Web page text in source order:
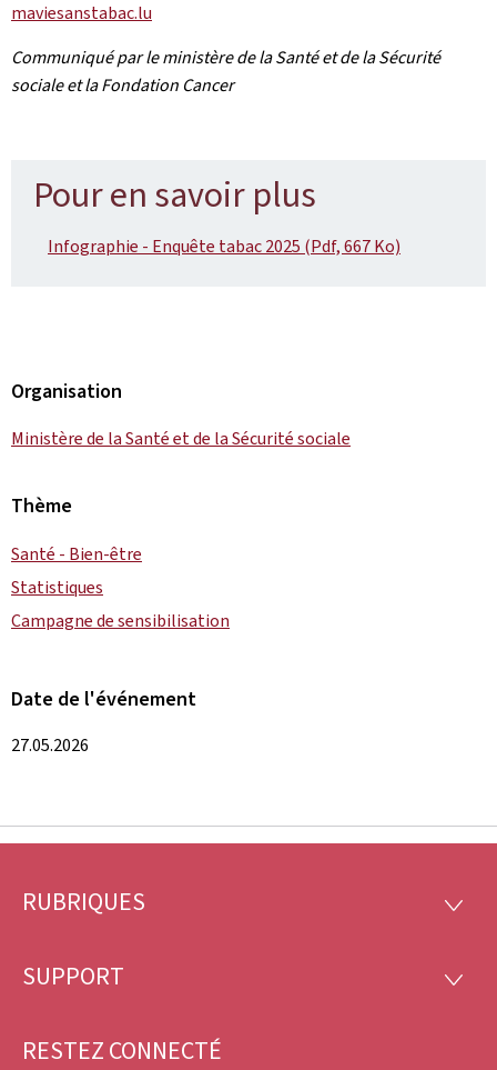
maviesanstabac.lu
Communiqué par le ministère de la Santé et de la Sécurité
sociale et la Fondation Cancer
Pour en savoir plus
Infographie - Enquête tabac 2025 (Pdf, 667 Ko)
Organisation
Ministère de la Santé et de la Sécurité sociale
Thème
Santé - Bien-être
Statistiques
Campagne de sensibilisation
Date de l'événement
27.05.2026
Pied
page
RUBRIQUES
SUPPORT
RESTEZ CONNECTÉ